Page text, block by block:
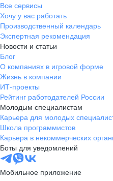
Все сервисы
Хочу у вас работать
Производственный календарь
Экспертная рекомендация
Новости и статьи
Блог
О компаниях в игровой форме
Жизнь в компании
ИТ-проекты
Рейтинг работодателей России
Молодым специалистам
Карьера для молодых
Школа программистов
Карьера в некоммерческих
Боты для уведомлений
Мобильное приложение